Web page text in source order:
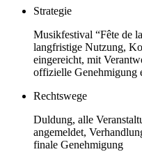
Strategie
Musikfestival “Fête de
langfristige Nutzung,
eingereicht, mit
offizielle Genehmigung
Rechtswege
Duldung, alle
angemeldet,
finale Genehmigung